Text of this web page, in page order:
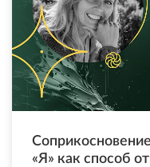
«Я» как способ